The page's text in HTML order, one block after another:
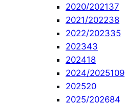
2020/202137
2021/202238
2022/202335
202343
202418
2024/2025109
202520
2025/202684